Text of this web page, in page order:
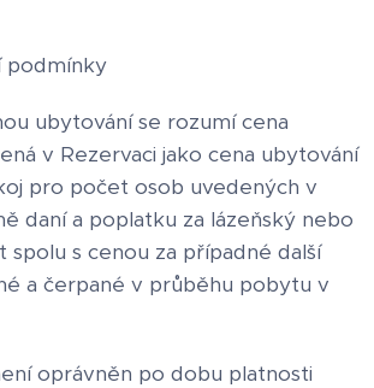
podmínky
ubytování se rozumí cena
v Rezervaci jako cena ubytování
pro počet osob uvedených v
daní a poplatku za lázeňský nebo
s cenou za případné další
a čerpané v průběhu pobytu v
oprávněn po dobu platnosti